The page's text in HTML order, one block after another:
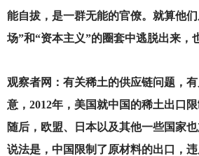
能自拔，是一群无能的官僚。就算他
场”和“资本主义”的圈套中逃脱出来，
观察者网：有关稀土的供应链问题，
意，2012年，美国就中国的稀土出口
随后，欧盟、日本以及其他一些国家
说法是，中国限制了原材料的出口，